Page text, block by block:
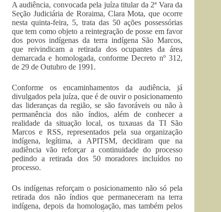
A audiência, convocada pela juíza titular da 2ª Vara da
Seção Judiciária de Roraima, Clara Mota, que ocorre
nesta quinta-feira, 5, trata das 50 ações possessórias
que tem como objeto a reintegração de posse em favor
dos povos indígenas da terra indígena São Marcos,
que reivindicam a retirada dos ocupantes da área
demarcada e homologada, conforme Decreto nº 312,
de 29 de Outubro de 1991.
Conforme os encaminhamentos da audiência, já
divulgados pela juíza, que é de ouvir o posicionamento
das lideranças da região, se são favoráveis ou não à
permanência dos não índios, além de conhecer a
realidade da situação local, os tuxauas da TI São
Marcos e RSS, representados pela sua organização
indígena, legítima, a APITSM, decidiram que na
audiência vão reforçar a continuidade do processo
pedindo a retirada dos 50 moradores incluídos no
processo.
Os indígenas reforçam o posicionamento não só pela
retirada dos não índios que permaneceram na terra
indígena, depois da homologação, mas também pelos